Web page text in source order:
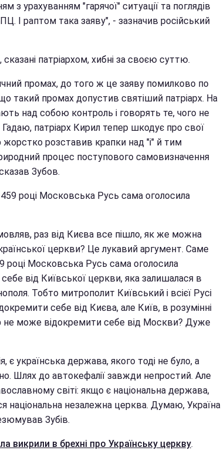
з урахуванням "гарячої" ситуації та поглядів
І раптом така заяву", - зазначив російський
патріархом, хибні за своєю суттю.
промах, до того ж це заяву помилково по
такий промах допустив святіший патріарх. На
над собою контроль і говорять те, чого не
патріарх Кирил тепер шкодує про свої
розставив крапки над "i" й тим
процес поступового самовизначення
Зубов.
році Московська Русь сама оголосила
раз від Києва все пішло, як же можна
церкви? Це лукавий аргумент. Саме
році Московська Русь сама оголосила
себе від Київської церкви, яка залишалася в
Тобто митрополит Київський і всієї Русі
себе від Києва, але Київ, в розумінні
не може відокремити себе від Москви? Дуже
є українська держава, якого тоді не було, а
Шлях до автокефалії завжди непростий. Але
світі: якщо є національна держава,
національна незалежна церква. Думаю, Україна
Зубів.
викрили в брехні про Українську церкву.